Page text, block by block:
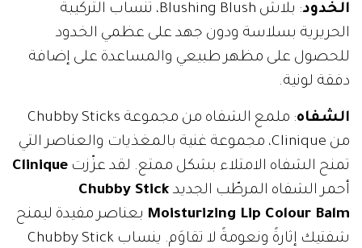
الخدود
: بلاش Blushing Blush، تنساب التركيبة
الحريرية بسلاسة ودون جهد على عظمي الخدود
للحصول على مظهر طبيعي والمساعدة على إضافة
دفقة لونية.
الشفاه
: ملمع الشفاه من مجموعة Chubby Sticks
من Clinique، مجموعة غنية بالمغذيات والعناصر التي
تمنح الشفاه الامتلاء بشكل ممتع. لقد عزّزت Clinique
أحمر الشفاه المرطّب الجديد Chubby Stick
Moisturizing Lip Colour Balm بعناصر مفيدة ليمنح
شفتيك إثارةً ونعومةً لا تقاوَم. ينساب Chubby Stick